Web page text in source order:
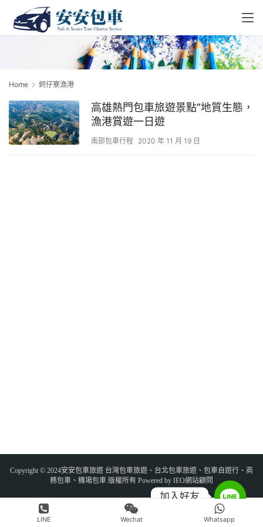
Home 蚵仔寮漁港
高雄熱門包車旅遊景點”地質生態，
漁港賞遊一日遊
南部包車行程 2020 年 11 月 19 日
Copyright © 2024安安包車旅遊 台灣包車旅遊、台北包車旅遊、包車自遊行、商
務包車、機場包車 版權所有 Powered by IEO網站顧問
LINE Wechat Whatsapp
加入好友